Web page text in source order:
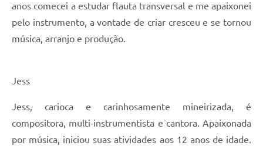
anos comecei a estudar flauta transversal e me apaixonei
pelo instrumento, a vontade de criar cresceu e se tornou
música, arranjo e produção.
Jess
Jess, carioca e carinhosamente mineirizada, é
compositora, multi-instrumentista e cantora. Apaixonada
por música, iniciou suas atividades aos 12 anos de idade.